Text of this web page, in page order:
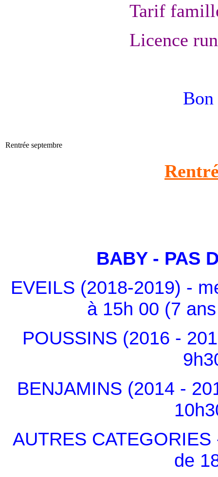
Tarif
Licence
Bon
Rentrée septembre
BABY - PAS
EVEILS (2018-2019) -
à 15h 00 (7
POUSSINS (2016 -
BENJAMINS (2014 -
AUTRES
de